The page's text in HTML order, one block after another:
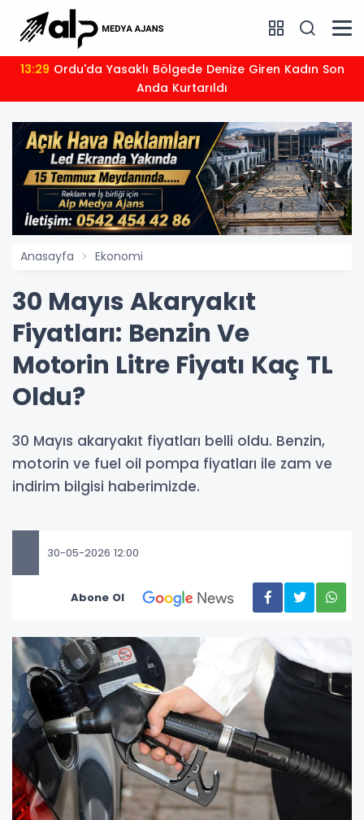
13:29
Anda Kurtarıldı
Anasayfa Ekonomi
30 Mayıs Akaryakıt
Fiyatları: Benzin Ve
Motorin Litre Fiyatı Kaç TL
Oldu?
30 Mayıs akaryakıt fiyatları belli oldu. Benzin,
motorin ve fuel oil pompa fiyatları ile zam ve
indirim bilgisi haberimizde.
30-05-2026 12:00
Abone Ol